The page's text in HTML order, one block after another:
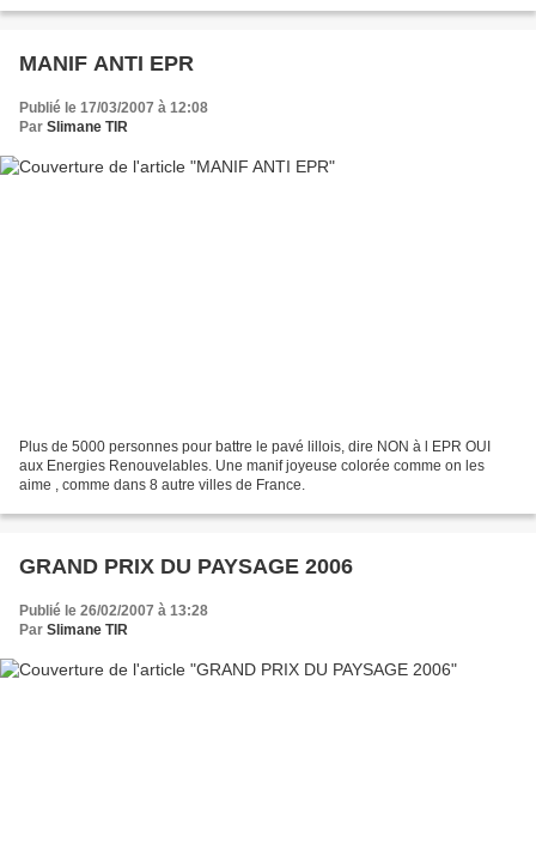
MANIF ANTI EPR
Publié le 17/03/2007 à 12:08
Par Slimane TIR
Plus de 5000 personnes pour battre le pavé lillois, dire NON à l EPR OUI
aux Energies Renouvelables. Une manif joyeuse colorée comme on les
aime , comme dans 8 autre villes de France.
GRAND PRIX DU PAYSAGE 2006
Publié le 26/02/2007 à 13:28
Par Slimane TIR